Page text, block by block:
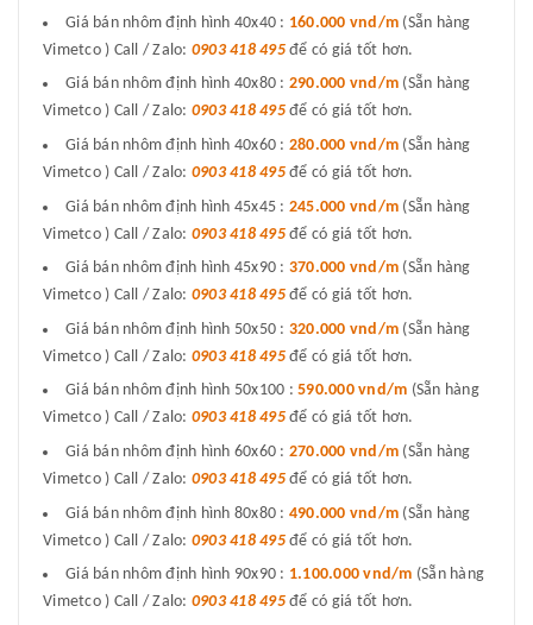
Giá bán nhôm định hình 40x40 : 160.000 vnd/m (Sẵn hàng
Vimetco ) Call / Zalo: 0903 418 495để có giá tốt hơn.
Giá bán nhôm định hình 40x80 : 290.000 vnd/m (Sẵn hàng
Vimetco ) Call / Zalo: 0903 418 495để có giá tốt hơn.
Giá bán nhôm định hình 40x60 : 280.000 vnd/m (Sẵn hàng
Vimetco ) Call / Zalo: 0903 418 495để có giá tốt hơn.
Giá bán nhôm định hình 45x45 : 245.000 vnd/m (Sẵn hàng
Vimetco ) Call / Zalo: 0903 418 495 để có giá tốt hơn.
Giá bán nhôm định hình 45x90 : 370.000 vnd/m (Sẵn hàng
Vimetco ) Call / Zalo: 0903 418 495để có giá tốt hơn.
Giá bán nhôm định hình 50x50 : 320.000 vnd/m (Sẵn hàng
Vimetco ) Call / Zalo: 0903 418 495để có giá tốt hơn.
Giá bán nhôm định hình 50x100 : 590.000 vnd/m (Sẵn hàng
Vimetco ) Call / Zalo: 0903 418 495để có giá tốt hơn.
Giá bán nhôm định hình 60x60 : 270.000 vnd/m (Sẵn hàng
Vimetco ) Call / Zalo: 0903 418 495để có giá tốt hơn.
Giá bán nhôm định hình 80x80 : 490.000 vnd/m (Sẵn hàng
Vimetco ) Call / Zalo: 0903 418 495để có giá tốt hơn.
Giá bán nhôm định hình 90x90 : 1.100.000 vnd/m (Sẵn hàng
Vimetco ) Call / Zalo: 0903 418 495để có giá tốt hơn.